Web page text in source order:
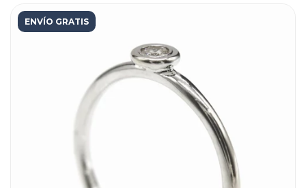
ENVÍO GRATIS